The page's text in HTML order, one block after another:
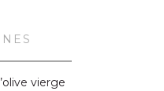
vierge